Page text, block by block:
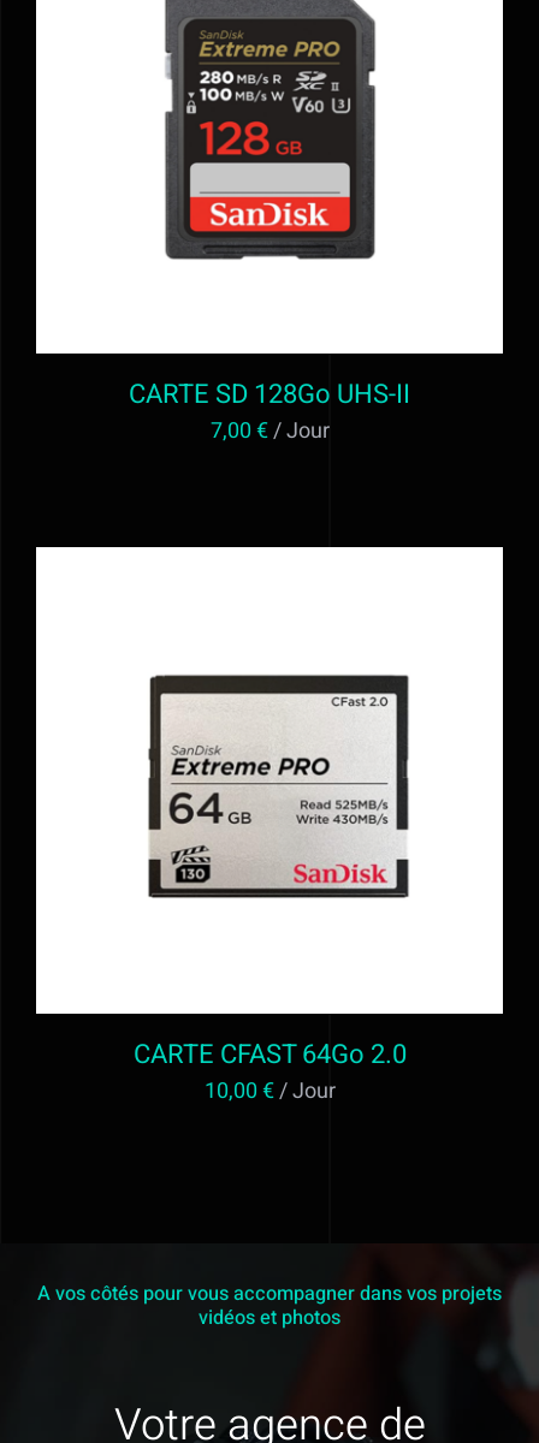
Alimentation
Fonds et sols
Location STUDIO PHOTO VIDEO ET
AJOUTER AU PANIER
CARTE SD 128Go UHS-II
7,00€/ Jour
AJOUTER AU PANIER / DÉTAILS
CARTE CFAST 64Go 2.0
10,00€/ Jour
A vos côtés pour vous accompagner dans vos projets
vidéos et photos
Votre agence de